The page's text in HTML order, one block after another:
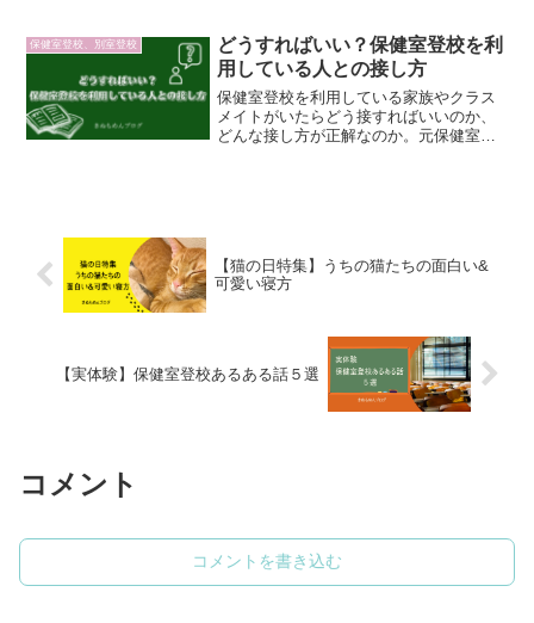
主が、体験談に基づく保健室登校のメリ
ットデメリットを紹介します！
保健室登校、別室登校
どうすればいい？保健室登校を利
用している人との接し方
保健室登校を利用している家族やクラス
メイトがいたらどう接すればいいのか、
どんな接し方が正解なのか。元保健室登
【猫の日特集】うちの猫たちの面白い&
可愛い寝方
【実体験】保健室登校あるある話５選
コメント
コメントを書き込む